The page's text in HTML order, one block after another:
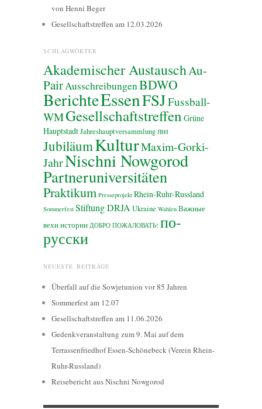
von Henni Beger
Gesellschaftstreffen am 12.03.2026
SCHLAGWÖRTER
Akademischer AustauschAu-
PairAusschreibungenBDWO
BerichteEssenFSJFussball-
WMGesellschaftstreffen Grüne
HauptstadtJahreshauptversammlung JBH
JubiläumKulturMaxim-Gorki-
JahrNischni Nowgorod
Partneruniversitäten
Praktikum Presseprojekt Rhein-Ruhr-Russland
Sommerfest Stiftung DRJA Ukraine Wahlen Важные
вехи истории ДОБРО ПОЖАЛОВАТЬ! по-
русски
NEUESTE BEITRÄGE
Überfall auf die Sowjetunion vor 85 Jahren
Sommerfest am 12.07
Gesellschaftstreffen am 11.06.2026
Gedenkveranstaltung zum 9. Mai auf dem
Terrassenfriedhof Essen-Schönebeck (Verein Rhein-
Ruhr-Russland)
Reisebericht aus Nischni Nowgorod